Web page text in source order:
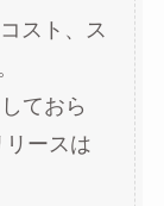
スト、ス
ておら
ースは